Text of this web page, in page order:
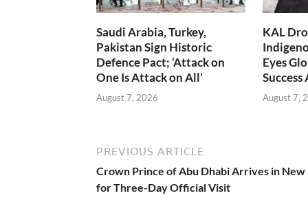
Saudi Arabia, Turkey,
Pakistan Sign Historic
Defence Pact; ‘Attack on
One Is Attack on All’
August 7, 2026
KAL
Eyes
August 7,
PREVIOUS ARTICLE
Crown Prince of Abu Dhabi Arrives in New
for Three-Day Official Visit